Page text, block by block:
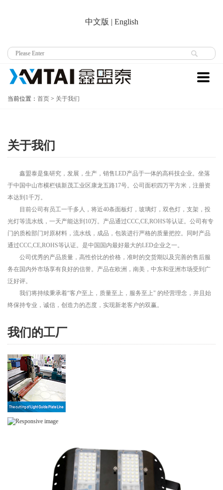
中文版 | English
当前位置： 首页 > 关于我们
关于我们
鑫盟泰是集研究，发展，生产，销售LED产品于一体的高科技企业。坐落
于中国中山市横栏镇新茂工业区康龙五路17号。公司面积四万平方米，注册资
本达到1千万。
目前公司有员工一千多人，将近40条面板灯，玻璃灯，双色灯，支架，投
光灯等流水线，一天产能达到10万。产品通过CCC,CE,ROHS等认证。公司有专
门的质检部门对原材料，流水线，成品，包装进行严格的质量把控。同时产品
通过CCC,CE,ROHS等认证。是中国国内最好最大的LED企业之一。
公司优秀的产品质量，高性价比的价格，准时的交货期以及完善的售后服
务在国内外市场享有良好的信誉。产品在欧洲，南美，中东和亚洲市场受到广
泛好评。
我们将持续秉承着“客户至上，质量至上，服务至上" 的经营理念，并且始
终保持专业，诚信，创造力的态度，实现新老客户的双赢。
我们的工厂